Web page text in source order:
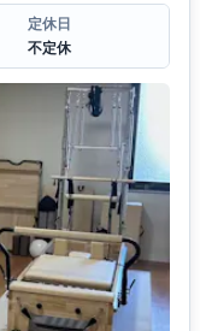
定休日
不定休